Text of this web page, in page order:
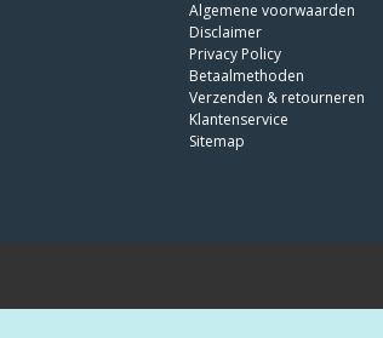
Algemene voorwaarden
Disclaimer
Privacy Policy
Betaalmethoden
Verzenden & retourneren
Klantenservice
Sitemap